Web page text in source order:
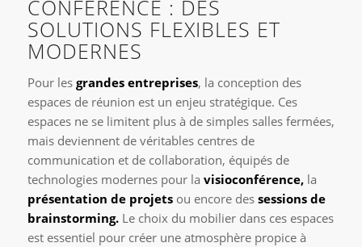
CONFÉRENCE : DES
SOLUTIONS FLEXIBLES ET
MODERNES
Pour les grandes entreprises, la conception des
espaces de réunion est un enjeu stratégique. Ces
espaces ne se limitent plus à de simples salles fermées,
mais deviennent de véritables centres de
communication et de collaboration, équipés de
technologies modernes pour la visioconférence,la
présentation de projetsou encore dessessions de
brainstorming.Le choix du mobilier dans ces espaces
est essentiel pour créer une atmosphère propice à